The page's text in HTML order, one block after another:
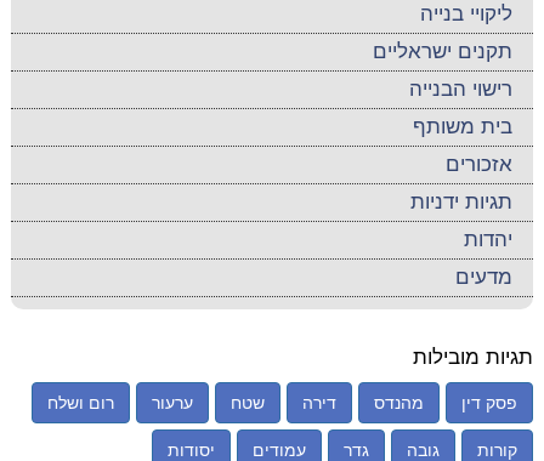
ליקויי בנייה
תקנים ישראליים
רישוי הבנייה
בית משותף
אזכורים
תגיות ידניות
יהדות
מדעים
תגיות מובילות
פסק דין מהנדס דירה שטח ערעור רום ושלח
קורות גובה גדר עמודים יסודות